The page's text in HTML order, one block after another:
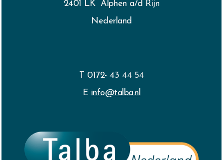
2401 LK Alphen a/d Rijn
Nederland
T 0172- 43 44 54
E info@talba.nl